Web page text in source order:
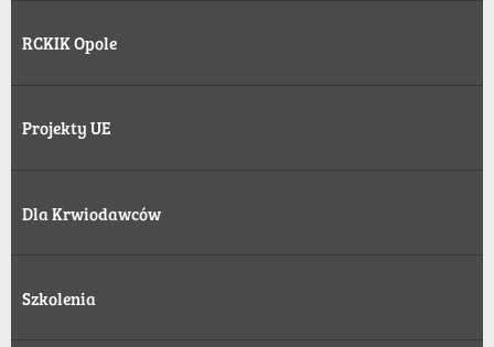
RCKIK Opole
Projekty UE
Dla Krwiodawców
Szkolenia